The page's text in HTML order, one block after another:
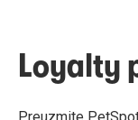
Loyalty
Preuzmite